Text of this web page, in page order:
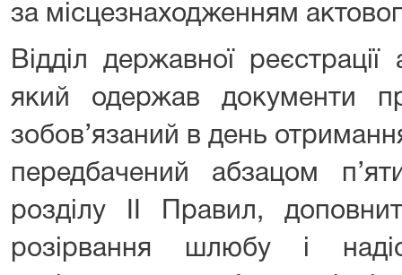
за місцезнаходженням
Відділ державної реєстрації
який одержав документи
зобов’язаний в день
передбачений абзацом
розділу II Правил,
розірвання шлюбу і